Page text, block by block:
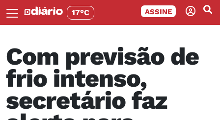
17°C ASSINE
Com previsão de
frio intenso,
secretário faz